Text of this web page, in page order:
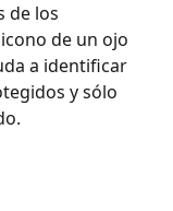
de los
de un ojo
a identificar
y sólo